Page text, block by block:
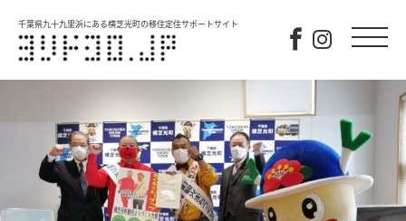
千葉県九十九里浜にある横芝光町の移住定住サポートサイト